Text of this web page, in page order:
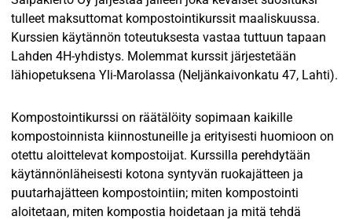
tulleet maksuttomat kompostointikurssit maaliskuussa.
Kurssien käytännön toteutuksesta vastaa tuttuun tapaan
Lahden 4H-yhdistys. Molemmat kurssit järjestetään
lähiopetuksena Yli-Marolassa (Neljänkaivonkatu 47, Lahti).
Kompostointikurssi on räätälöity sopimaan kaikille
kompostoinnista kiinnostuneille ja erityisesti huomioon on
otettu aloittelevat kompostoijat. Kurssilla perehdytään
käytännönläheisesti kotona syntyvän ruokajätteen ja
puutarhajätteen kompostointiin; miten kompostointi
aloitetaan, miten kompostia hoidetaan ja mitä tehdä